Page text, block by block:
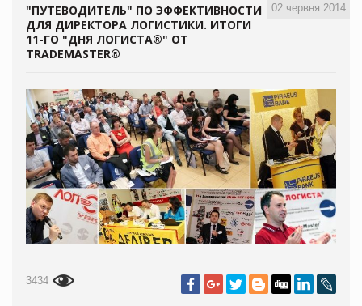
02 червня 2014
"ПУТЕВОДИТЕЛЬ" ПО ЭФФЕКТИВНОСТИ
ДЛЯ ДИРЕКТОРА ЛОГИСТИКИ. ИТОГИ
11-ГО "ДНЯ ЛОГИСТА®" ОТ
TRADEMASTER®
3434